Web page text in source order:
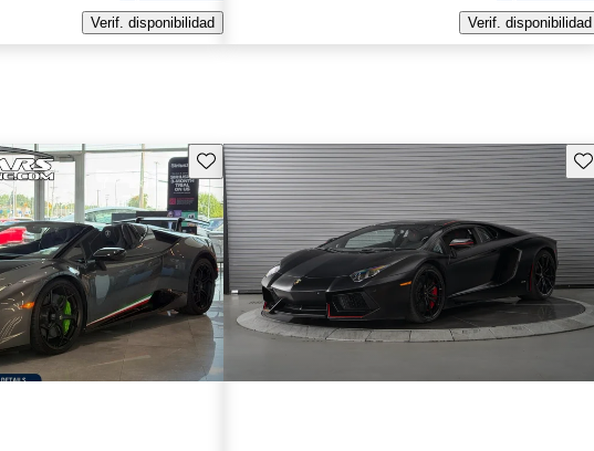
Verif. disponibilidad
Verif. disponibilidad
Guarda este Aviso